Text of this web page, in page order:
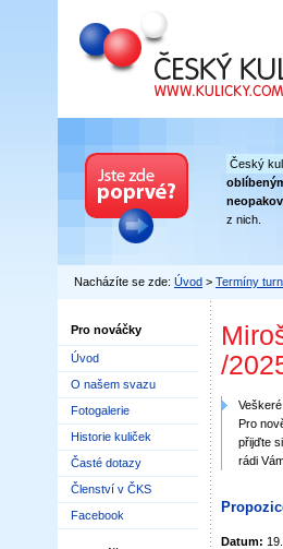
Český kuličkový svaz
Český
z nich.
Nacházíte se zde: Úvod > Termíny
Pro nováčky
Úvod
O našem svazu
Fotogalerie
Historie kuliček
Časté dotazy
Členství v ČKS
Facebook
/
Pro
přijďte
rádi
Datum: